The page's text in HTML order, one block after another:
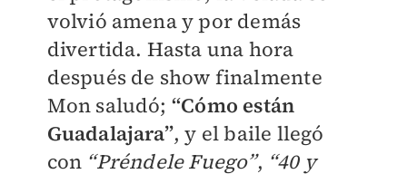
volvió amena y por demás
divertida. Hasta una hora
después de show finalmente
Mon saludó; “Cómo están
Guadalajara”, y el baile llegó
con “Préndele Fuego”, “40 y